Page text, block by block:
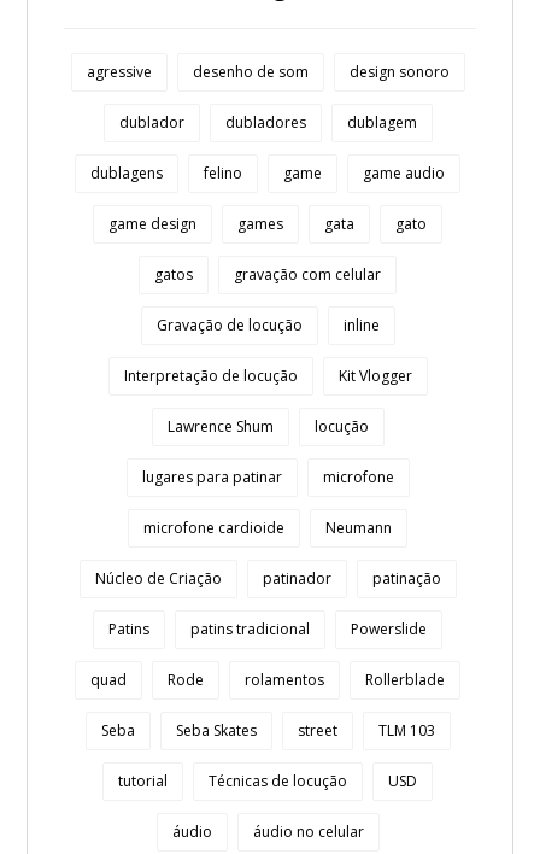
agressive desenho de som design sonoro
dublador dubladores dublagem
dublagens felino game game audio
game design games gata gato
gatos gravação com celular
Gravação de locução inline
Interpretação de locução Kit Vlogger
Lawrence Shum locução
lugares para patinar microfone
microfone cardioide Neumann
Núcleo de Criação patinador patinação
Patins patins tradicional Powerslide
quad Rode rolamentos Rollerblade
Seba Seba Skates street TLM 103
tutorial Técnicas de locução USD
áudio áudio no celular